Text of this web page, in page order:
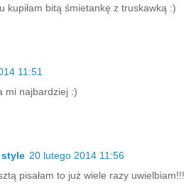
kupiłam bitą śmietankę z truskawką :)
11:51
mi najbardziej :)
20 lutego 2014 11:56
pisałam to już wiele razy uwielbiam!!!